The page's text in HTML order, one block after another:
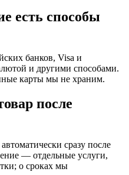
есть способы
банков, Visa и
и другими способами.
карты мы не храним.
после
сразу после
— отдельные услуги,
о сроках мы